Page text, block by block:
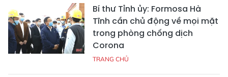
Bí thư Tỉnh ủy: Formosa Hà
Tĩnh cần chủ động về mọi mặt
trong phòng chống dịch
Corona
TRANG CHỦ